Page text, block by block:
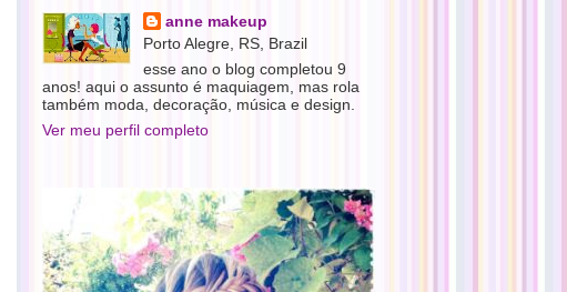
anne makeup
Porto Alegre, RS, Brazil
esse ano o blog completou 9
anos! aqui o assunto é maquiagem, mas rola
também moda, decoração, música e design.
Ver meu perfil completo